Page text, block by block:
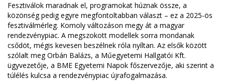
Fesztiválok maradnak el, programokat húznak össze, a
közönség pedig egyre megfontoltabban választ – ez a 2025-ös
fesztiválmérleg. Komoly változáson megy át a magyar
rendezvénypiac. A megszokott modellek sorra mondanak
csődöt, mégis kevesen beszélnek róla nyíltan. Az elsők között
szólalt meg Orbán Balázs, a Műegyetemi Hallgatói Kft.
ügyvezetője, a BME Egyetemi Napok főszervezője, aki szerint a
túlélés kulcsa a rendezvénypiac újrafogalmazása.